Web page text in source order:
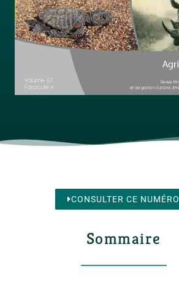
CONSULTER CE NUMÉRO
Sommaire